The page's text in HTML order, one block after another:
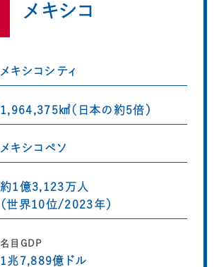
メキシコ
メキシコシティ
1,964,375㎢（日本の約5倍）
メキシコペソ
約1億3,123万人
（世界10位/2023年）
名目GDP
1兆7,889億ドル